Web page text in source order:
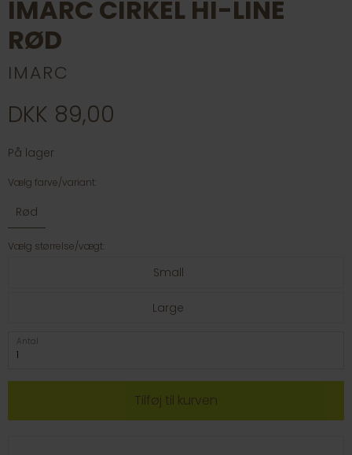
IMARC CIRKEL HI-LINE
RØD
IMARC
DKK 89,00
På lager
Vælg farve/variant:
Rød
Vælg størrelse/vægt:
Small
Large
Antal